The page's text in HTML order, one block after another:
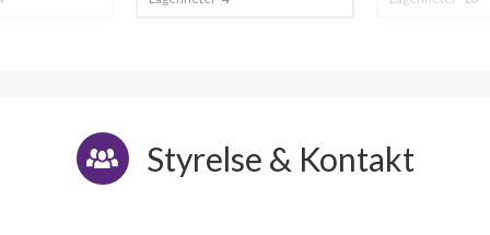
Styrelse & Kontakt